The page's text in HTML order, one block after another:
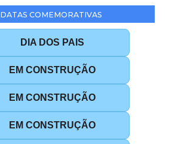
DATAS COMEMORATIVAS
DIA DOS PAIS
EM CONSTRUÇÃO
EM CONSTRUÇÃO
EM CONSTRUÇÃO